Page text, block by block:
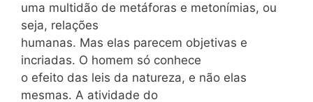
uma multidão de metáforas e metonímias, ou
seja, relações
humanas. Mas elas parecem objetivas e
incriadas. O homem só conhece
o efeito das leis da natureza, e não elas
mesmas. A atividade do